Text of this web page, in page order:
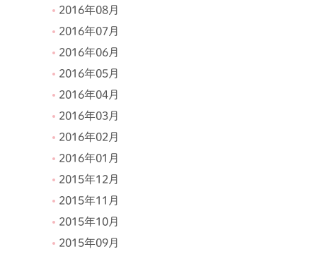
2016年08月
2016年07月
2016年06月
2016年05月
2016年04月
2016年03月
2016年02月
2016年01月
2015年12月
2015年11月
2015年10月
2015年09月